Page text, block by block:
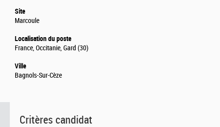
Site
Marcoule
Localisation du poste
France, Occitanie, Gard (30)
Ville
Bagnols-Sur-Cèze
Critères candidat